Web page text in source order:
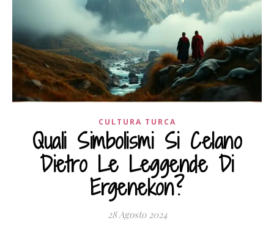
CULTURA TURCA
Quali Simbolismi Si Celano
Dietro Le Leggende Di
Ergenekon?
28 Agosto 2024